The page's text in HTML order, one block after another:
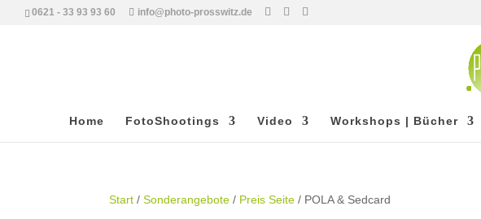
0621 - 33 93 93 60 info@photo-prosswitz.de
Home FotoShootings Video Workshops | Bücher
Start /Sonderangebote / Preis Seite / POLA & Sedcard